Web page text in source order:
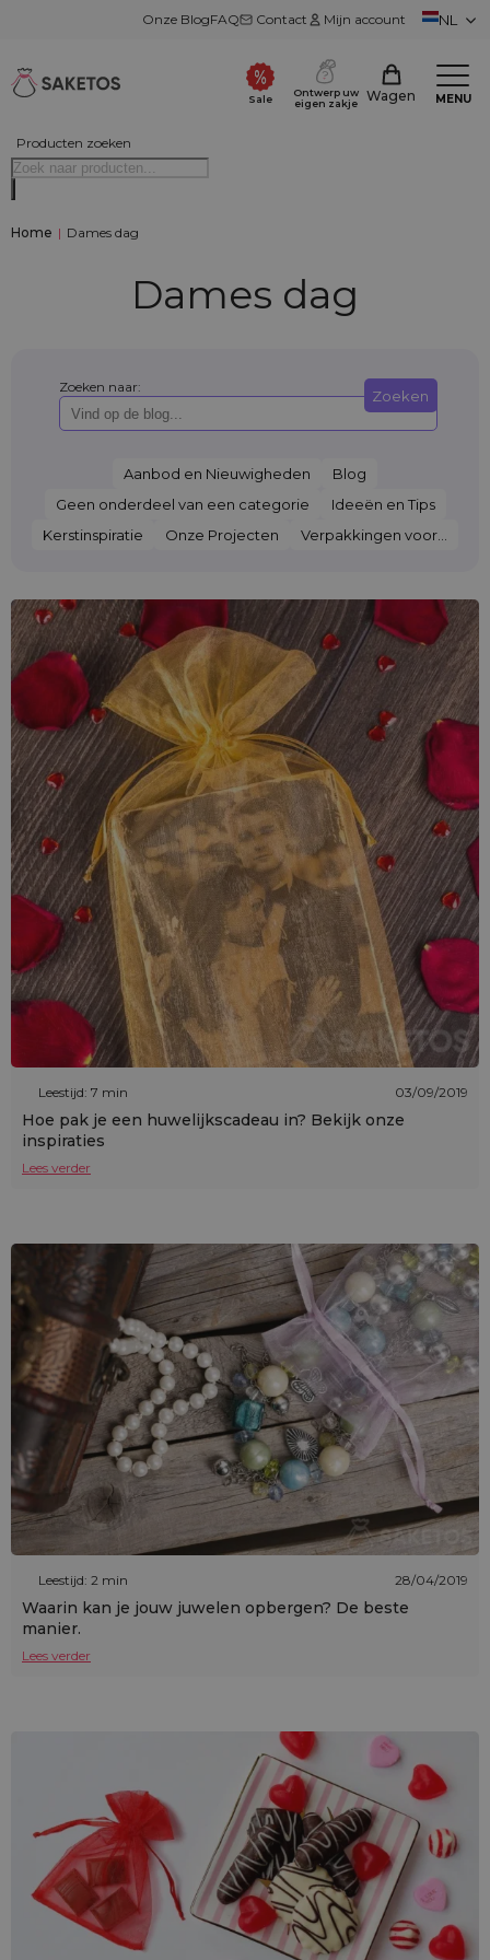
Onze BlogFAQ Contact Mijn account NL
Producten zoeken
Sale
Ontwerp uw
eigen zakje
Wagen MENU
Home | Dames dag
Dames dag
Zoeken naar: Zoeken
Aanbod en Nieuwigheden
Blog
Geen onderdeel van een categorie
Ideeën en Tips
Kerstinspiratie
Onze Projecten Verpakkingen voor...
Leestijd: 7 min 03/09/2019
Hoe pak je een huwelijkscadeau in? Bekijk onze
inspiraties
Lees verder
Leestijd: 2 min 28/04/2019
Waarin kan je jouw juwelen opbergen? De beste
manier.
Lees verder